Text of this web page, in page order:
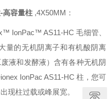
高容量柱 ,4X50MM：
IonPac™ AS11-HC 毛细管、
量的无机阴离子和有机酸阴离
液和发酵液）含有各种无机阴
IonPac AS11-HC 柱，您可
现柱过载或峰展宽。